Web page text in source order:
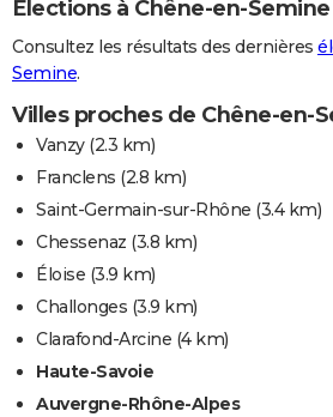
Elections à Chêne-en-Semine
Consultez les résultats des dernières
Semine.
Villes proches de Chêne-en-
Vanzy(2.3 km)
Franclens (2.8 km)
Saint-Germain-sur-Rhône (3.4 km)
Chessenaz (3.8 km)
Éloise (3.9 km)
Challonges (3.9 km)
Clarafond-Arcine (4 km)
Haute-Savoie
Auvergne-Rhône-Alpes